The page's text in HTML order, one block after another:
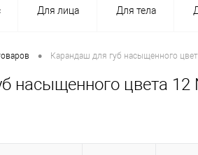
Для лица Для тела
• Карандаш для губ насыщенного
насыщенного цвета 12